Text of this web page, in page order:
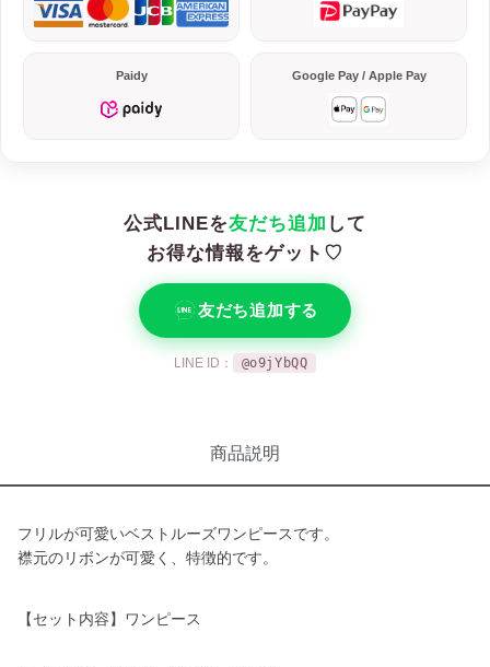
Paidy Google Pay / Apple Pay
公式LINEを友だち追加 して
お得な情報をゲット♡
友だち追加する
LINE ID： @o9jYbQQ
商品説明
フリルが可愛いベストルーズワンピースです。
襟元のリボンが可愛く、特徴的です。
【セット内容】ワンピース